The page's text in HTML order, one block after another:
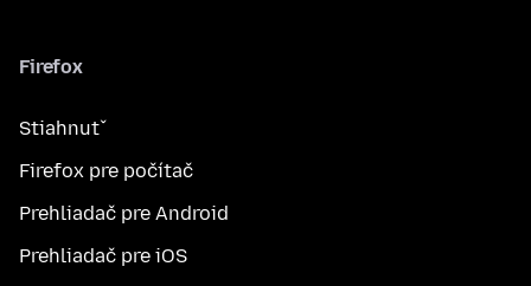
Firefox
Stiahnuť
Firefox pre počítač
Prehliadač pre Android
Prehliadač pre iOS